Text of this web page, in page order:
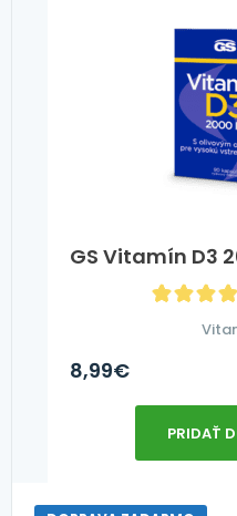
GS Vitamín D3
8,99€
PRIDAŤ